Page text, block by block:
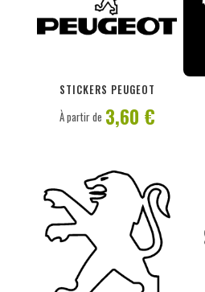
STICKERS PEUGEOT
À partir de 3,60 €